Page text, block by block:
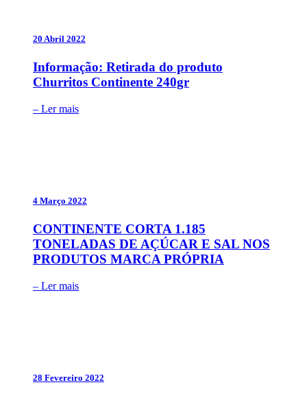
20 Abril 2022
Informação: Retirada do produto
Churritos Continente 240gr
– Ler mais
4 Março 2022
CONTINENTE CORTA 1.185
TONELADAS DE AÇÚCAR E SAL NOS
PRODUTOS MARCA PRÓPRIA
– Ler mais
28 Fevereiro 2022